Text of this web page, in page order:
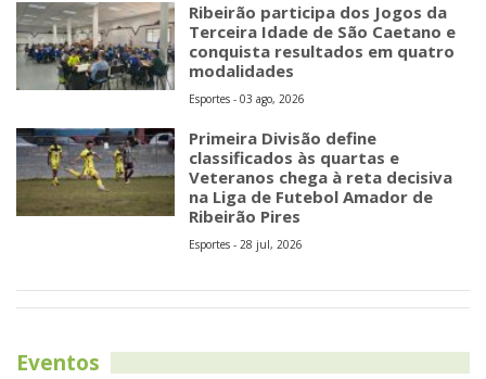
Ribeirão participa dos Jogos da
Terceira Idade de São Caetano e
conquista resultados em quatro
modalidades
Esportes - 03 ago, 2026
Primeira Divisão define
classificados às quartas e
Veteranos chega à reta decisiva
na Liga de Futebol Amador de
Ribeirão Pires
Esportes - 28 jul, 2026
Eventos